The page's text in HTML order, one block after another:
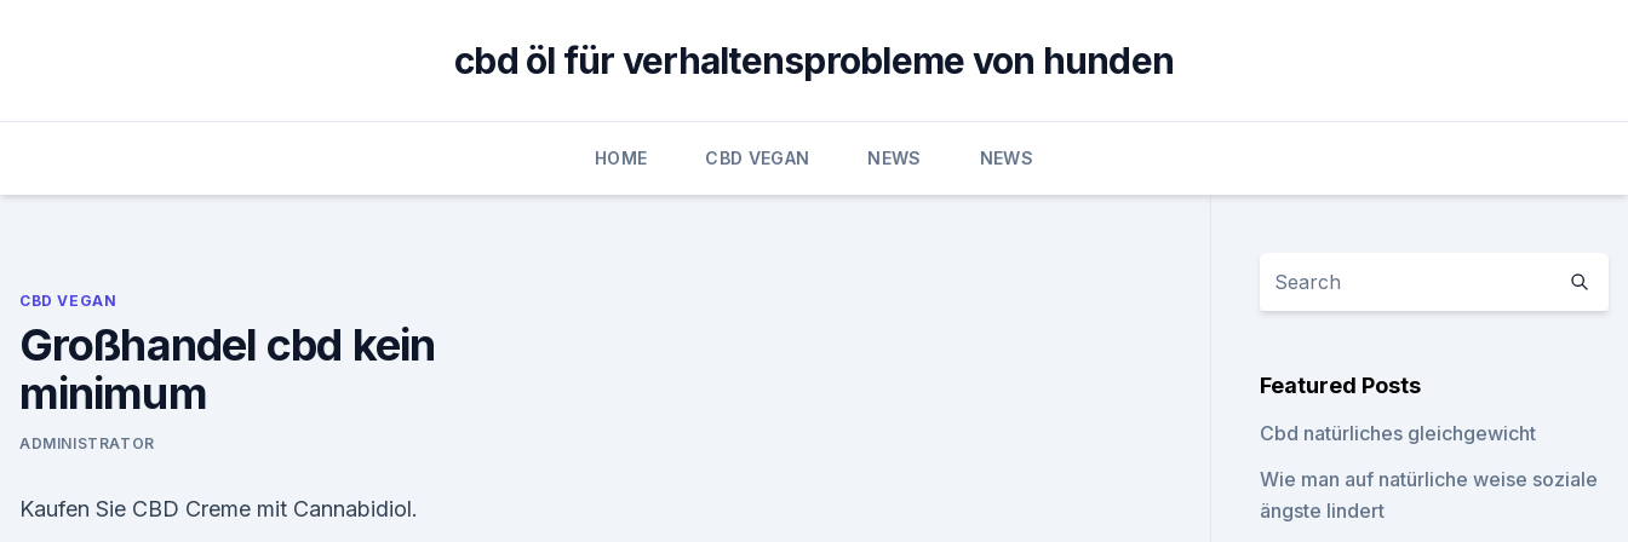
cbd öl für verhaltensprobleme von hunden
HOME CBD VEGAN NEWS NEWS
CBD VEGAN
Großhandel cbd kein
minimum
ADMINISTRATOR
Kaufen Sie CBD Creme mit Cannabidiol.
Featured Posts
Cbd natürliches gleichgewicht
Wie man auf natürliche weise soziale
ängste lindert